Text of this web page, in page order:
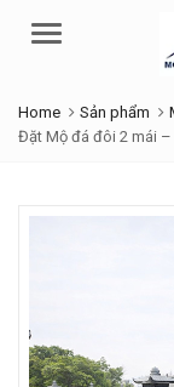
Menu
Home Sản phẩm
Đặt Mộ đá đôi 2 mái –